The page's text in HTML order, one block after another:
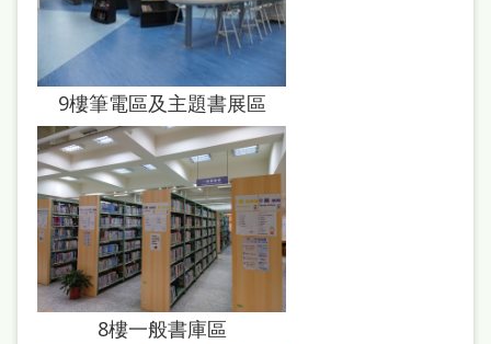
彙
通
陳
情
系
統
9樓筆電區及主題書展區
8樓一般書庫區